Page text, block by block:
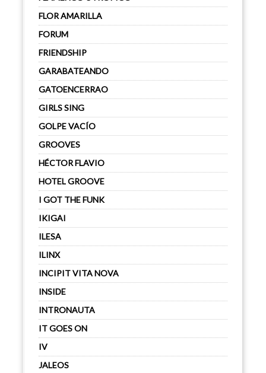
FLOR AMARILLA
FORUM
FRIENDSHIP
GARABATEANDO
GATOENCERRAO
GIRLS SING
GOLPE VACÍO
GROOVES
HÉCTOR FLAVIO
HOTEL GROOVE
I GOT THE FUNK
IKIGAI
ILESA
ILINX
INCIPIT VITA NOVA
INSIDE
INTRONAUTA
IT GOES ON
IV
JALEOS